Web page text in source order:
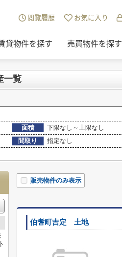
閲覧履歴 お気に入り
貸物件を探す 売買物件を探す
一覧
面積 下限なし～上限なし
間取り
指定なし
販売物件のみ表示
伯耆町吉定 土地